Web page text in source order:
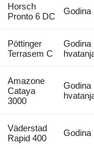
Horsch
Pronto 6 DC
Godina
Pöttinger
Terrasem C
Godina
Amazone
Cataya
3000
Godina
Väderstad
Rapid 400
Godina